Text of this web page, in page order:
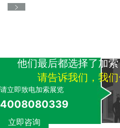
他们最后都选择了加
请告诉我们，我
请立即致电加索展览
4008080339
立即咨询